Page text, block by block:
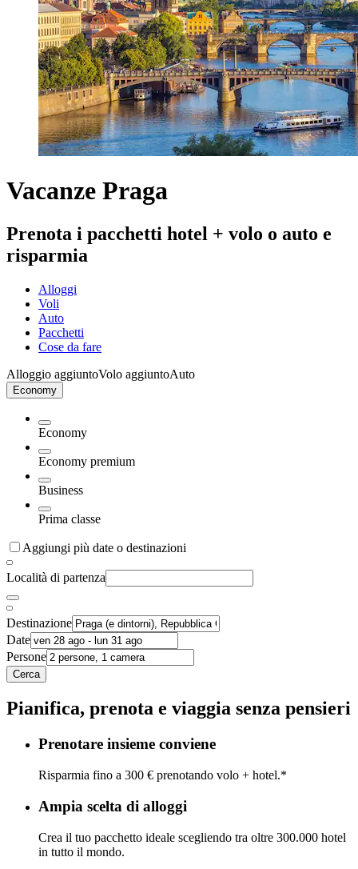
Vacanze Praga
Prenota i pacchetti hotel + volo o auto e
risparmia
Alloggi
Voli
Auto
Pacchetti
Cose da fare
Alloggio aggiuntoVolo aggiuntoAuto
Economy
Economy
Economy premium
Business
Prima classe
Aggiungi più date o destinazioni
Località di partenza
Destinazione
Date
Persone
Cerca
Pianifica, prenota e viaggia senza pensieri
Prenotare insieme conviene
Risparmia fino a 300 € prenotando volo + hotel.*
Ampia scelta di alloggi
Crea il tuo pacchetto ideale scegliendo tra oltre 300.000 hotel
in tutto il mondo.